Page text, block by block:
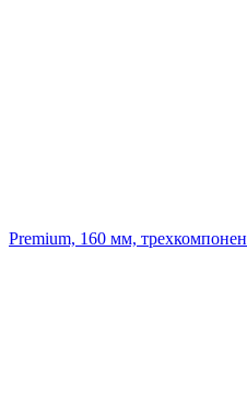
Premium, 160 мм,